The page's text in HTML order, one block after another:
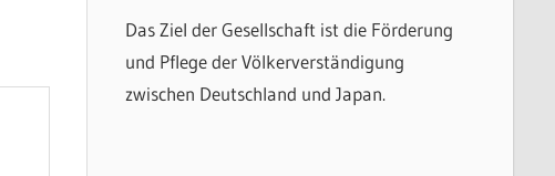
Das Ziel der Gesellschaft ist die Förderung
und Pflege der Völkerverständigung
zwischen Deutschland und Japan.